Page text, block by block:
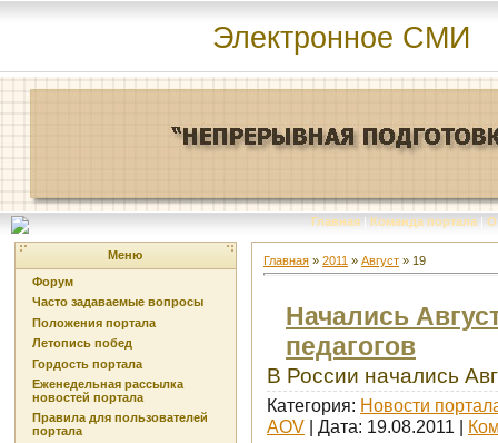
Электронное СМИ
Главная | Команда портала | О
Меню
Форум
Часто задаваемые вопросы
Положения портала
Летопись побед
Гордость портала
Еженедельная рассылка
новостей портала
Правила для пользователей
портала
Главная » 2011 » Август » 19
Начались
педагогов
В России начались
Категория: Новости
AOV | Дата: 19.08.2011